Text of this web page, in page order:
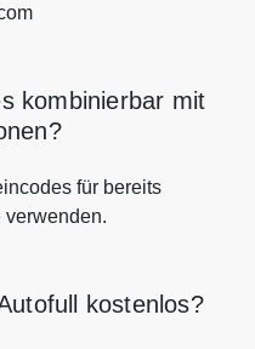
kombinierbar mit
für bereits
verwenden.
kostenlos?